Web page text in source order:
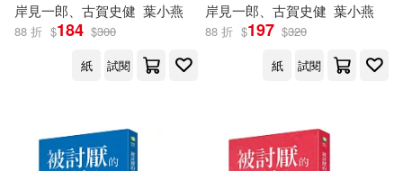
古賀史健(7) 岸見一郎(7)
岸見一郎、古賀史健(2)
(日)古賀史健(1)
岸見一郎 古賀史健 葉小燕
88 折 $184 $300
紙
試閱
岸見一郎 古賀史健 葉小燕
88 折 $197 $320
紙
試閱